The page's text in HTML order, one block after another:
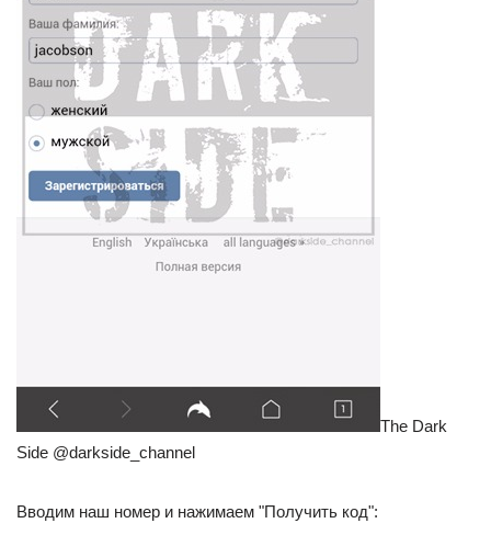
The Dark
Side @darkside_channel
Вводим наш номер и нажимаем "Получить код":